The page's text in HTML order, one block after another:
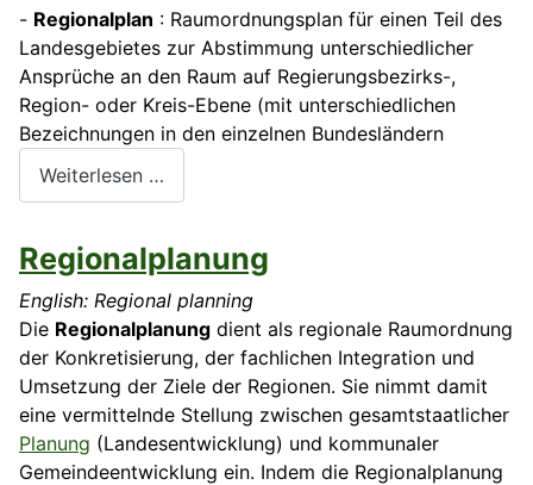
- Regionalplan : Raumordnungsplan für einen Teil des
Landesgebietes zur Abstimmung unterschiedlicher
Ansprüche an den Raum auf Regierungsbezirks-,
Region- oder Kreis-Ebene (mit unterschiedlichen
Bezeichnungen in den einzelnen Bundesländern
Weiterlesen …
Regionalplanung
English: Regional planning
Die Regionalplanung dient als regionale Raumordnung
der Konkretisierung, der fachlichen Integration und
Umsetzung der Ziele der Regionen. Sie nimmt damit
eine vermittelnde Stellung zwischen gesamtstaatlicher
Planung (Landesentwicklung) und kommunaler
Gemeindeentwicklung ein. Indem die Regionalplanung